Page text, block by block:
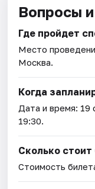
Вопросы
Где пройдет
Место
Москва.
Когда
Дата и время: 19
19:30.
Сколько стоит
Стоимость